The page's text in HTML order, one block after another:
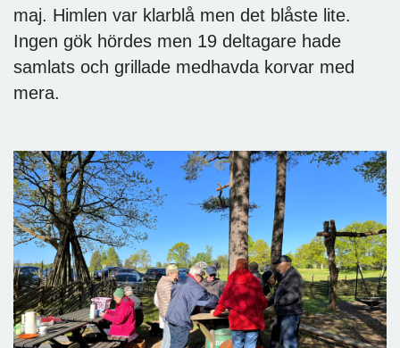
maj. Himlen var klarblå men det blåste lite.
Ingen gök hördes men 19 deltagare hade
samlats och grillade medhavda korvar med
mera.